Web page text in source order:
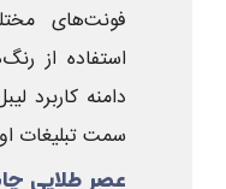
فونت‌های
استفاده از
دامنه کاربرد
سمت تبلیغات
عصر طلایی